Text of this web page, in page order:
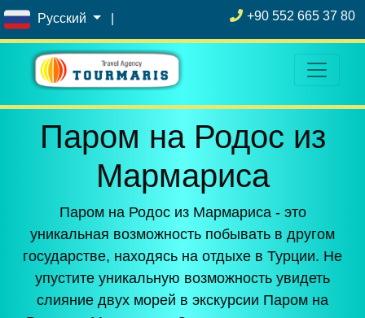
Русский +90 552 665 37 80
Паром на Родос из
Мармариса
Паром на Родос из Мармариса - это
уникальная возможность побывать в другом
государстве, находясь на отдыхе в Турции. Не
упустите уникальную возможность увидеть
слияние двух морей в экскурсии Паром на